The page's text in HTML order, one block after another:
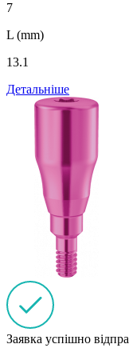
7
L (mm)
13.1
Детальніше
Заявка успішно